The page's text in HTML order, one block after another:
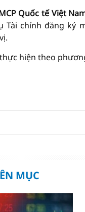
Quốc tế Việt
Tài chính đăng ký
hiện theo
MỤC